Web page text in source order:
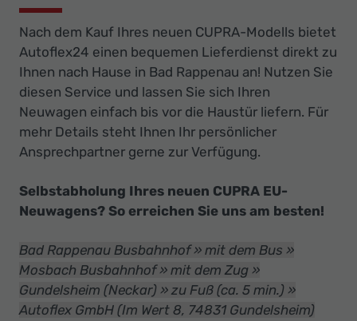
Nach dem Kauf Ihres neuen CUPRA-Modells bietet
Autoflex24 einen bequemen Lieferdienst direkt zu
Ihnen nach Hause in Bad Rappenau an! Nutzen Sie
diesen Service und lassen Sie sich Ihren
Neuwagen einfach bis vor die Haustür liefern. Für
mehr Details steht Ihnen Ihr persönlicher
Ansprechpartner gerne zur Verfügung.
Selbstabholung Ihres neuen CUPRA EU-
Neuwagens? So erreichen Sie uns am besten!
Bad Rappenau Busbahnhof » mit dem Bus »
Mosbach Busbahnhof » mit dem Zug »
Gundelsheim (Neckar) » zu Fuß (ca. 5 min.) »
Autoflex GmbH (Im Wert 8, 74831 Gundelsheim)